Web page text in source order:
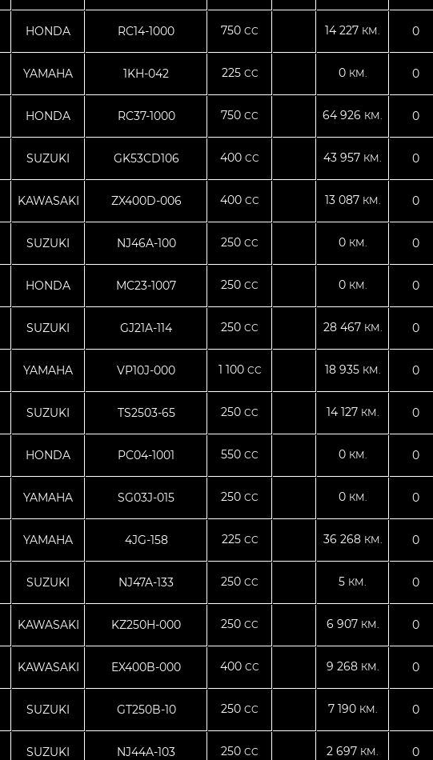
HONDA RC14-1000 750 CC 14 227 КМ. 0
YAMAHA 1KH-042 225 CC 0 КМ. 0
HONDA RC37-1000 750 CC 64 926 КМ. 0
SUZUKI GK53CD106 400 CC 43 957 КМ. 0
KAWASAKI ZX400D-006 400 CC 13 087 КМ. 0
SUZUKI NJ46A-100 250 CC 0 КМ. 0
HONDA MC23-1007 250 CC 0 КМ. 0
SUZUKI GJ21A-114 250 CC 28 467 КМ. 0
YAMAHA VP10J-000 1 100 CC 18 935 КМ. 0
SUZUKI TS2503-65 250 CC 14 127 КМ. 0
HONDA PC04-1001 550 CC 0 КМ. 0
YAMAHA SG03J-015 250 CC 0 КМ. 0
YAMAHA 4JG-158 225 CC 36 268 КМ. 0
SUZUKI NJ47A-133 250 CC 5 КМ. 0
KAWASAKI KZ250H-000 250 CC 6 907 КМ. 0
KAWASAKI EX400B-000 400 CC 9 268 КМ. 0
SUZUKI GT250B-10 250 CC 7 190 КМ. 0
SUZUKI NJ44A-103 250 CC 2 697 КМ. 0